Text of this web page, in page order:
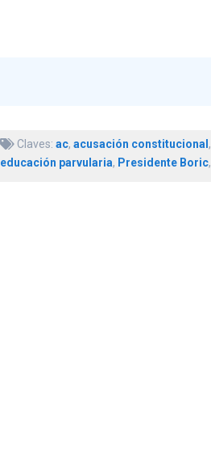
Claves: ac, acusación constitucional ,
educación parvularia, Presidente Boric,